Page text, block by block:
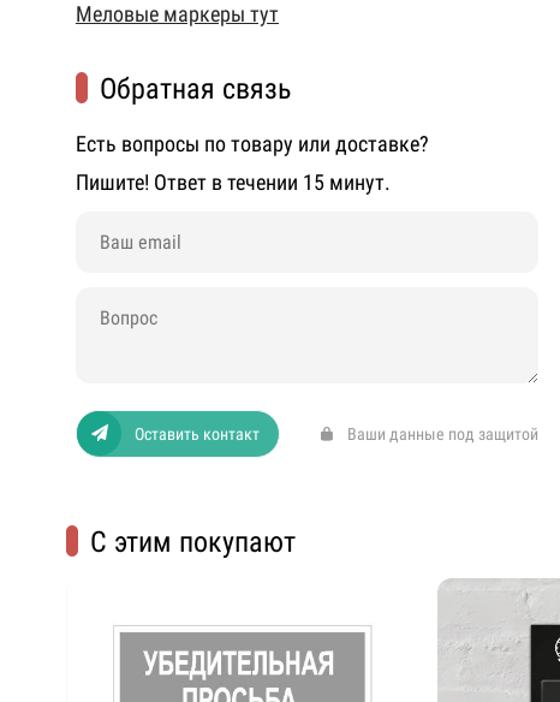
Меловые маркеры тут
Обратная связь
Есть вопросы по товару или доставке?
Пишите! Ответ в течении 15 минут.
Оставить контакт Ваши данные под защитой
С этим покупают